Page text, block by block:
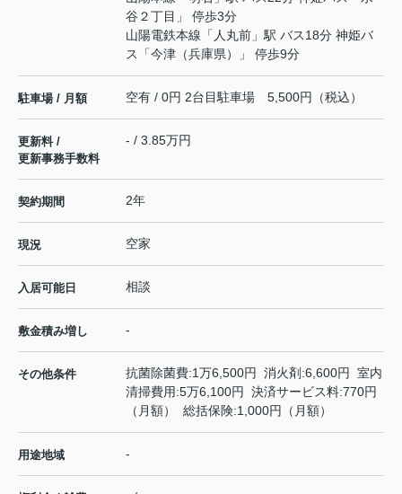
谷２丁目」 停歩3分
山陽電鉄本線 「 人丸前 」駅 バス18分 神姫バ
ス「今津（兵庫県）」 停歩9分
駐車場 / 月額 空有 / 0円 2台目駐車場 5,500円（税込）
更新料 /
更新事務手数料
- / 3.85万円
契約期間 2年
現況 空家
入居可能日 相談
敷金積み増し -
その他条件
抗菌除菌費:1万6,500円 消火剤:6,600円 室内
清掃費用:5万6,100円 決済サービス料:770円
（月額） 総括保険:1,000円（月額）
用途地域 -